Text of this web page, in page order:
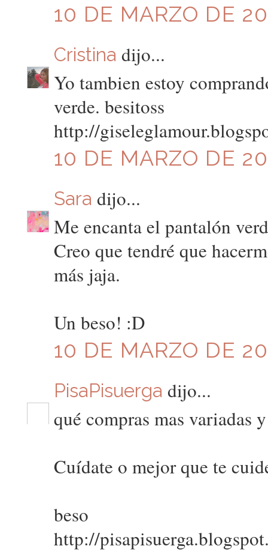
10 DE MARZO DE
Cristina dijo...
Yo tambien estoy
verde. besitoss
http://
10 DE MARZO DE
Sara dijo...
Me encanta el pantalón
Creo que tendré que
más jaja.
Un beso! :D
10 DE MARZO DE
PisaPisuerga dijo...
qué compras mas variadas
Cuídate o mejor que te
beso
http://